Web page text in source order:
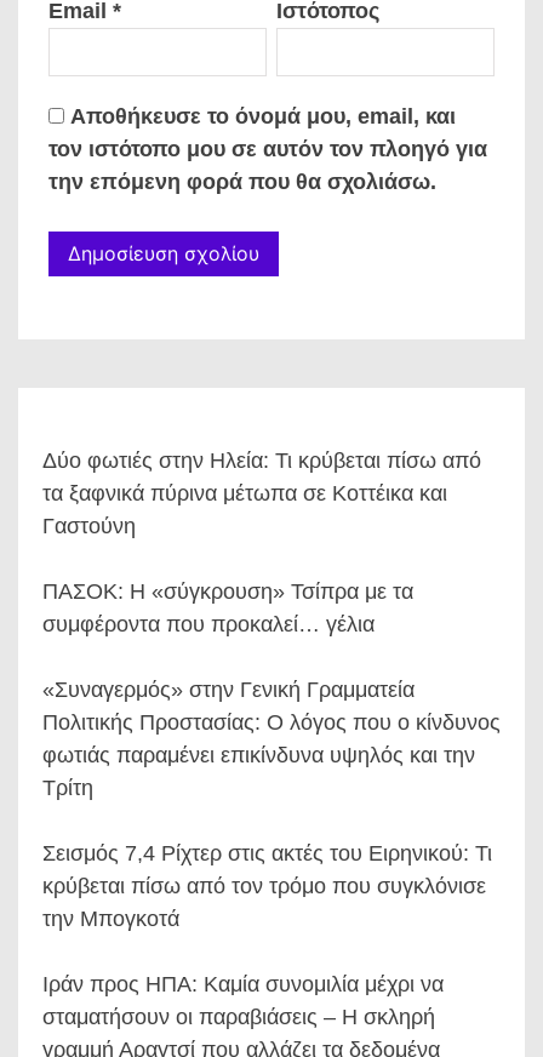
Email * Ιστότοπος
Αποθήκευσε το όνομά μου, email, και
τον ιστότοπο μου σε αυτόν τον πλοηγό για
την επόμενη φορά που θα σχολιάσω.
Δύο φωτιές στην Ηλεία: Τι κρύβεται πίσω από
τα ξαφνικά πύρινα μέτωπα σε Κοττέικα και
Γαστούνη
ΠΑΣΟΚ: Η «σύγκρουση» Τσίπρα με τα
συμφέροντα που προκαλεί… γέλια
«Συναγερμός» στην Γενική Γραμματεία
Πολιτικής Προστασίας: Ο λόγος που ο κίνδυνος
φωτιάς παραμένει επικίνδυνα υψηλός και την
Τρίτη
Σεισμός 7,4 Ρίχτερ στις ακτές του Ειρηνικού: Τι
κρύβεται πίσω από τον τρόμο που συγκλόνισε
την Μπογκοτά
Ιράν προς ΗΠΑ: Καμία συνομιλία μέχρι να
σταματήσουν οι παραβιάσεις – Η σκληρή
γραμμή Αραγτσί που αλλάζει τα δεδομένα